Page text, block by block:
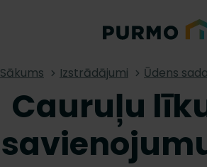
Sākums Izstrādājumi Ūdens
Cauruļu